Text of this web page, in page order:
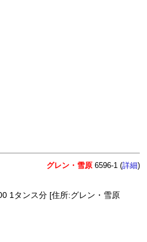
グレン・雪原 6596-1 (詳細)
1タンス分 [住所:グレン・雪原